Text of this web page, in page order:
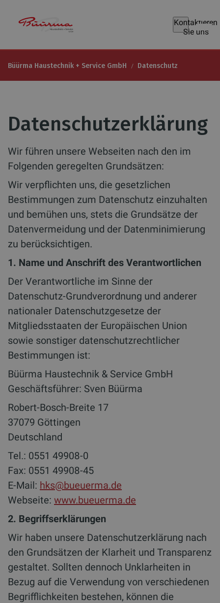
Kontaktieren
Sie uns
Büürma Haustechnik + Service GmbH Datenschutz
Datenschutzerklärung
Wir führen unsere Webseiten nach den im
Folgenden geregelten Grundsätzen:
Wir verpflichten uns, die gesetzlichen
Bestimmungen zum Datenschutz einzuhalten
und bemühen uns, stets die Grundsätze der
Datenvermeidung und der Datenminimierung
zu berücksichtigen.
1. Name und Anschrift des Verantwortlichen
Der Verantwortliche im Sinne der
Datenschutz-Grundverordnung und anderer
nationaler Datenschutzgesetze der
Mitgliedsstaaten der Europäischen Union
sowie sonstiger datenschutzrechtlicher
Bestimmungen ist:
Büürma Haustechnik & Service GmbH
Geschäftsführer: Sven Büürma
Robert-Bosch-Breite 17
37079 Göttingen
Deutschland
Tel.: 0551 49908-0
Fax: 0551 49908-45
E-Mail: hks@bueuerma.de
Webseite: www.bueuerma.de
2. Begriffserklärungen
Wir haben unsere Datenschutzerklärung nach
den Grundsätzen der Klarheit und Transparenz
gestaltet. Sollten dennoch Unklarheiten in
Bezug auf die Verwendung von verschiedenen
Begrifflichkeiten bestehen, können die